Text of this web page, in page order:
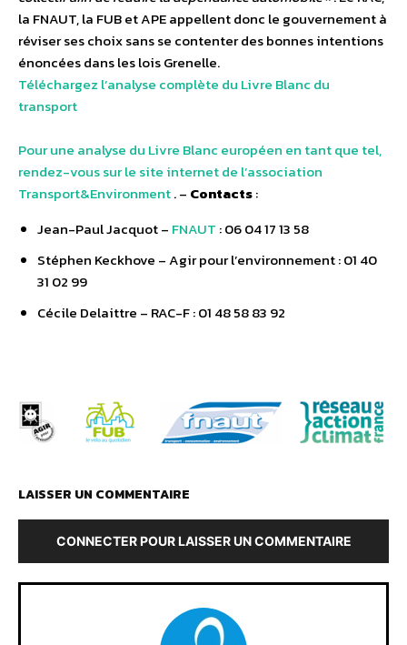
la FNAUT, la FUB et APE appellent donc le gouvernement à
réviser ses choix sans se contenter des bonnes intentions
énoncées dans les lois Grenelle.
Téléchargez l’analyse complète du Livre Blanc du
transport
Pour une analyse du Livre Blanc européen en tant que tel,
rendez-vous sur le site internet de l’association
Transport&Environment. – Contacts:
Jean-Paul Jacquot – FNAUT : 06 04 17 13 58
Stéphen Keckhove – Agir pour l’environnement : 01 40
31 02 99
Cécile Delaittre – RAC-F : 01 48 58 83 92
LAISSER UN COMMENTAIRE
CONNECTER POUR LAISSER UN COMMENTAIRE